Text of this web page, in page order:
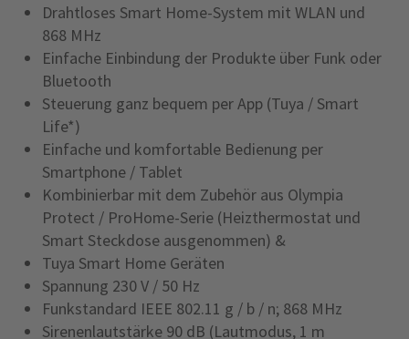
Drahtloses Smart Home-System mit WLAN und
868 MHz
Einfache Einbindung der Produkte über Funk oder
Bluetooth
Steuerung ganz bequem per App (Tuya / Smart
Life*)
Einfache und komfortable Bedienung per
Smartphone / Tablet
Kombinierbar mit dem Zubehör aus Olympia
Protect / ProHome-Serie (Heizthermostat und
Smart Steckdose ausgenommen) &
Tuya Smart Home Geräten
Spannung 230 V / 50 Hz
Funkstandard IEEE 802.11 g / b / n; 868 MHz
Sirenenlautstärke 90 dB (Lautmodus, 1 m